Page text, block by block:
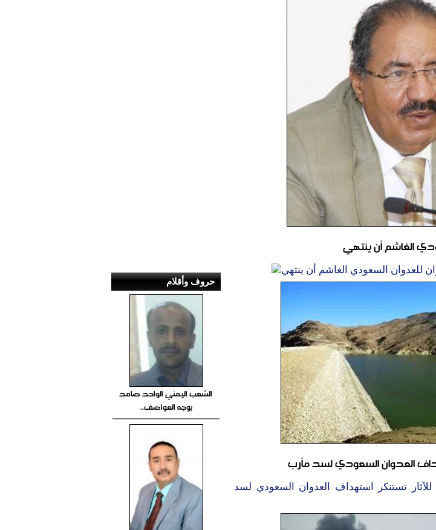
الغاشم أن ينتهي
للعدوان السعودي الغاشم أن ينتهي
العدوان السعودي لسد مأرب
للآثار تستنكر استهداف العدوان السعودي لسد
حروف وأقلام
الشعب اليمني الواحد صامد
بوجه العواصف..